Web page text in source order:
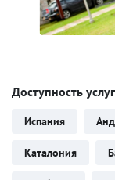
Доступность
Испания
Каталония